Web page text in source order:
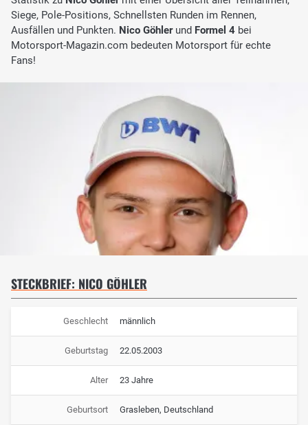
Siege, Pole-Positions, Schnellsten Runden im Rennen,
Ausfällen und Punkten. Nico Göhlerund Formel 4 bei
Motorsport-Magazin.com bedeuten Motorsport für echte
Fans!
STECKBRIEF: NICO GÖHLER
Geschlecht männlich
Geburtstag 22.05.2003
Alter 23 Jahre
Geburtsort Grasleben, Deutschland